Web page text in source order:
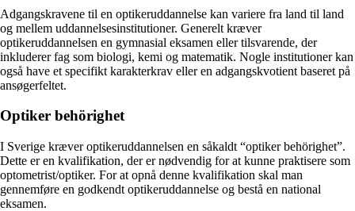
Adgangskravene til en optikeruddannelse kan variere fra land til land
og mellem uddannelsesinstitutioner. Generelt kræver
optikeruddannelsen en gymnasial eksamen eller tilsvarende, der
inkluderer fag som biologi, kemi og matematik. Nogle institutioner kan
også have et specifikt karakterkrav eller en adgangskvotient baseret på
ansøgerfeltet.
Optiker behörighet
I Sverige kræver optikeruddannelsen en såkaldt “optiker behörighet”.
Dette er en kvalifikation, der er nødvendig for at kunne praktisere som
optometrist/optiker. For at opnå denne kvalifikation skal man
gennemføre en godkendt optikeruddannelse og bestå en national
eksamen.